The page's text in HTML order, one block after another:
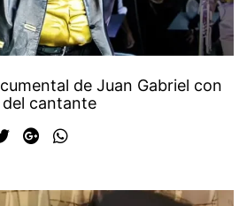
de Juan Gabriel con
cantante